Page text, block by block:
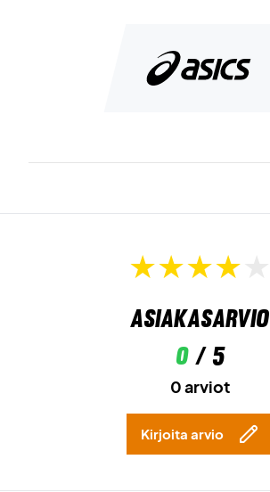
Asiakasarvio
0/ 5
0 arviot
Kirjoita arvio